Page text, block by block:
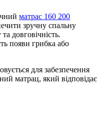
матрас 160 200
зручну спальну
довговічність.
появи грибка або
для забезпечення
матрац, який відповідає